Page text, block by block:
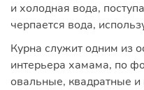
и холодная вода,
черпается вода,
Курна служит одним из
интерьера хамама, по
овальные, квадратные и